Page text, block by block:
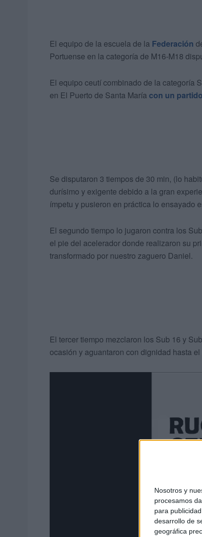
Nosotros y
procesamos
para
desarrollo de
geográfica
El equipo de la escuela de la Federación
Portuense en la categoría de M16-M18
El equipo ceutí combinado de la categoría
en El Puerto de Santa María con un partido
Se disputaron 3 tiempos de 30 min, (lo
durísimo y exigente debido a la gran
ímpetu y pusieron en práctica lo ensayado
El segundo tiempo lo jugaron contra los
el pie del acelerador donde realizaron su
transformado por nuestro zaguero Daniel.
El tercer tiempo mezclaron los Sub 16 y
ocasión y aguantaron con dignidad hasta